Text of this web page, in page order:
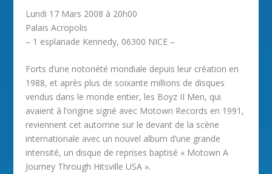
Lundi 17 Mars 2008 à 20h00
Palais Acropolis
– 1 esplanade Kennedy, 06300 NICE –
Forts d’une notoriété mondiale depuis leur création en
1988, et après plus de soixante millions de disques
vendus dans le monde entier, les Boyz II Men, qui
avaient à l’origine signé avec Motown Records en 1991,
reviennent cet automne sur le devant de la scène
internationale avec un nouvel album d’une grande
intensité, un disque de reprises baptisé « Motown A
Journey Through Hitsville USA ».